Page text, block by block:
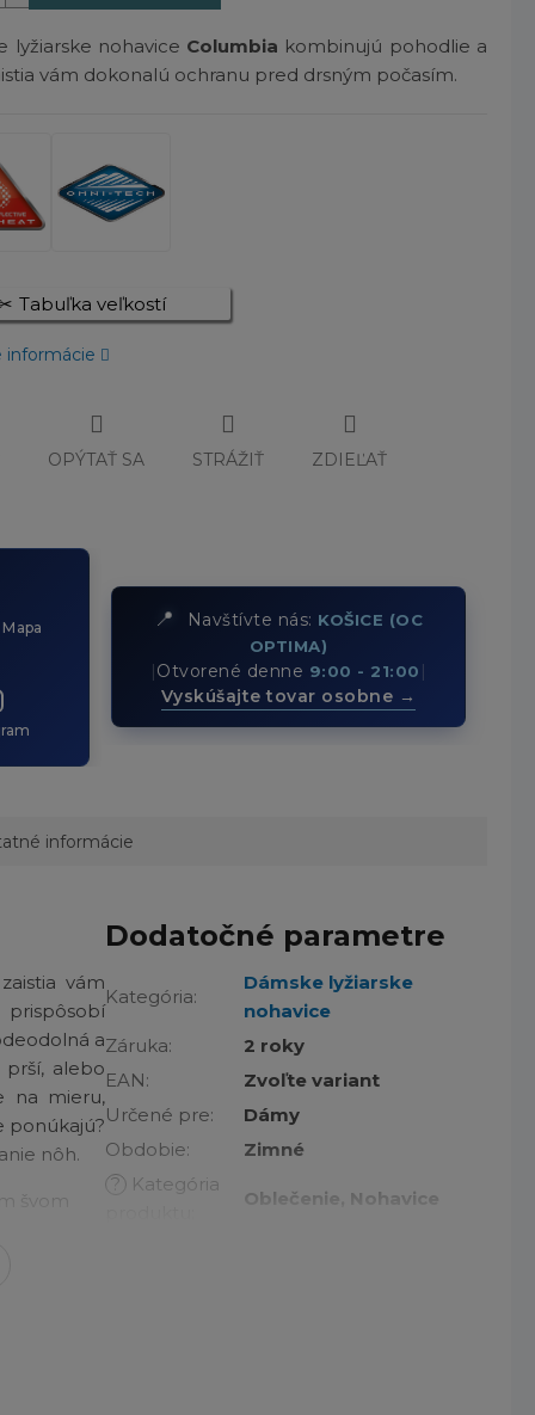
lyžiarske nohavice Columbia kombinujú pohodlie a
vám dokonalú ochranu pred drsným počasím.
Tabuľka veľkostí
informácie
OPÝTAŤ SA STRÁŽIŤ ZDIEĽAŤ
📍 Navštívte nás: KOŠICE (OC
OPTIMA)
Otvorené denne 9:00 - 21:00
Vyskúšajte tovar osobne →
informácie
vám
a
alebo
na mieru,
ponúkajú?
nôh.
švom
Dodatočné parametre
Kategória:
Dámske lyžiarske
nohavice
Záruka:
2 roky
EAN:
Zvoľte variant
Určené pre:
Dámy
Obdobie:
Zimné
?
Kategória
Oblečenie, Nohavice